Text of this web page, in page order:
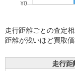
走行距離ごとの査定
距離が浅いほど買取
走行距